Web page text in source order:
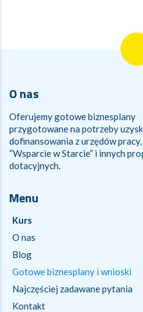
O nas
Oferujemy gotowe biznesplany
przygotowane na potrzeby
dofinansowania z urzędów
“Wsparcie w Starcie” i innych
dotacyjnych.
Menu
Kurs
O nas
Blog
Gotowe biznesplany i wnioski
Najczęściej zadawane pytania
Kontakt